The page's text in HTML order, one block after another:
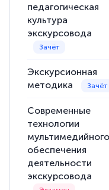
педагогическая
культура
экскурсовода
Экскурсионная
методика
Современные
технологии
мультимедийного
обеспечения
деятельности
экскурсовода